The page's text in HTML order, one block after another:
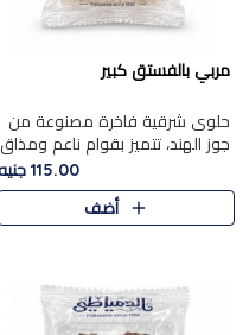
مربي بالفستق كبير
حلوى شرقية فاخرة مصنوعة من
جوز الهند، تتميز بقوام ناعم ومذاق
غني، وتزين بقطع من الفستق
الفاخر التي تضيف عليها قرمشة
115.00 جنيه
أضف